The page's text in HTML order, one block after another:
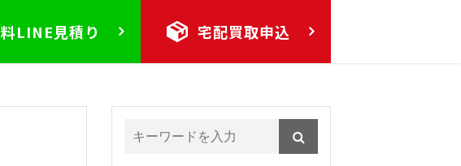
LINE見積り 宅配買取申込